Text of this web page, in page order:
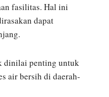
fasilitas. Hal ini
dapat
dinilai penting untuk
air bersih di daerah-